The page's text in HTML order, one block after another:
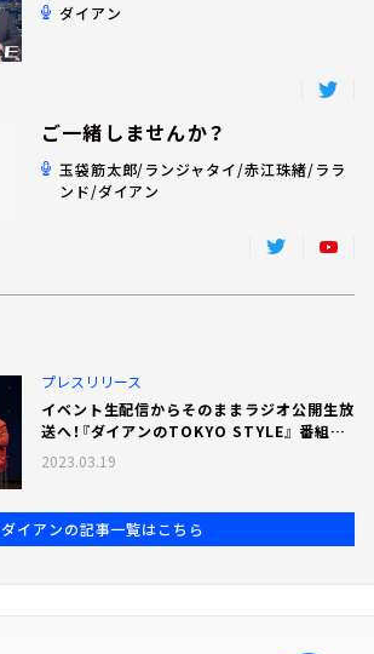
ダイアン
ご一緒しませんか？
玉袋筋太郎/ランジャタイ/赤江珠緒/ララ
ンド/ダイアン
プレスリリース
イベント生配信からそのままラジオ公開生放
送へ！『ダイアンのTOKYO STYLE』 番組初
イベント、「オシャレ」をテーマに大盛況にて
終了！
2023.03.19
ダイアンの記事一覧はこちら